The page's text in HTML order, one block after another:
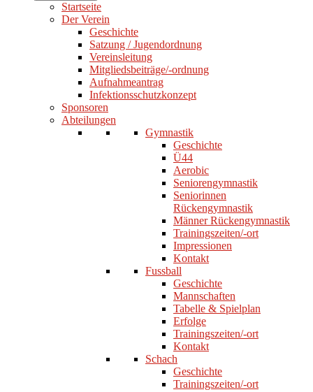
Startseite
Der Verein
Geschichte
Satzung / Jugendordnung
Vereinsleitung
Mitgliedsbeiträge/-ordnung
Aufnahmeantrag
Infektionsschutzkonzept
Sponsoren
Abteilungen
Gymnastik
Geschichte
Ü44
Aerobic
Seniorengymnastik
Seniorinnen
Rückengymnastik
Männer Rückengymnastik
Trainingszeiten/-ort
Impressionen
Kontakt
Fussball
Geschichte
Mannschaften
Tabelle & Spielplan
Erfolge
Trainingszeiten/-ort
Kontakt
Schach
Geschichte
Trainingszeiten/-ort